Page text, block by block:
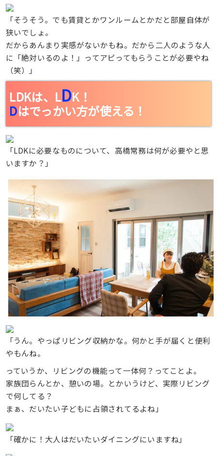
「そうそう。でも賃貸とかワンルームとかだと部屋自体が
狭いでしょ。
だからあんまり実感がないかもね。だから二人のような人
に「絶対いるのよ！」ってアピってもらうことが必要やね
（笑）」
LDKは、LDK！
Dはでっかい方が使える！
「LDKに必要なものについて、高橋常務は何が必要やと思
いますか？」
「うん。やっぱリビング収納かな。何かと手が届くと便利
やもんね。
っていうか、リビングの機能って一体何？ってことよ。
家族団らんとか、憩いの場。とかいうけど、実際リビング
で何してる？
まぁ、だいたい子どもに占領されてるよね」
「確かに！大人はだいたいダイニングにいますね」